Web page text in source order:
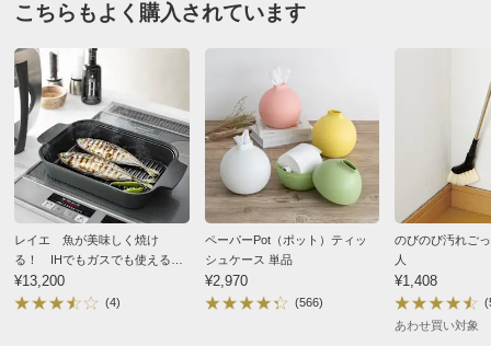
こちらもよく購入されています
レイエ 魚が美味しく焼け
る！ IHでもガスでも使えるス
チームクッカー
¥13,200
(4)
ペーパーPot（ポット）ティッ
シュケース 単品
¥2,970
(566)
のびのび汚れご
人
¥1,408
あわせ買い対象